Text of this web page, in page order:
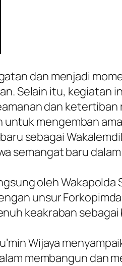
dan menjadi
Selain itu, kegiatan
dan ketertiban
mengemban
sebagai
semangat baru
oleh Wakapolda
unsur
keakraban
Wijaya
membangun dan